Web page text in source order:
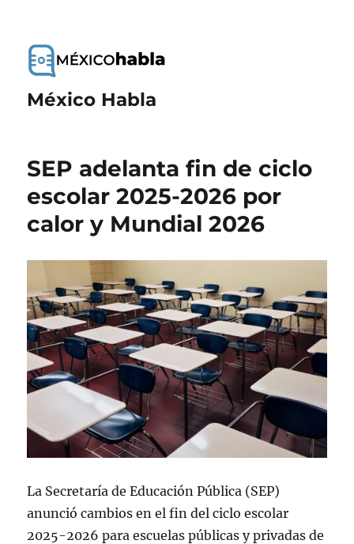
México Habla
SEP adelanta fin de ciclo
escolar 2025-2026 por
calor y Mundial 2026
La Secretaría de Educación Pública (SEP)
anunció cambios en el fin del ciclo escolar
2025-2026 para escuelas públicas y privadas de